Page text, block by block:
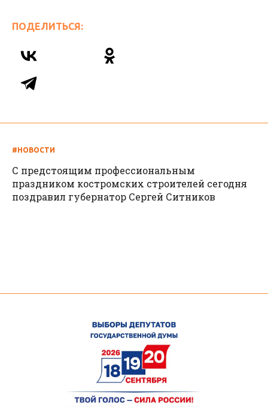
ПОДЕЛИТЬСЯ:
#НОВОСТИ
С предстоящим профессиональным
праздником костромских строителей сегодня
поздравил губернатор Сергей Ситников